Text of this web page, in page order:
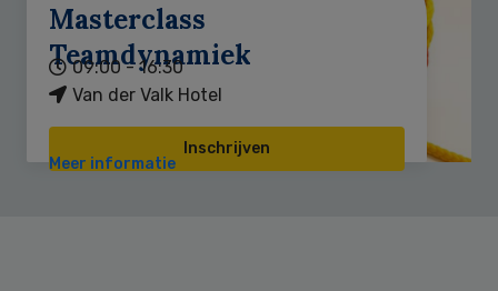
Masterclass
Teamdynamiek
09:00 - 16:30
Van der Valk Hotel
Inschrijven
Meer informatie